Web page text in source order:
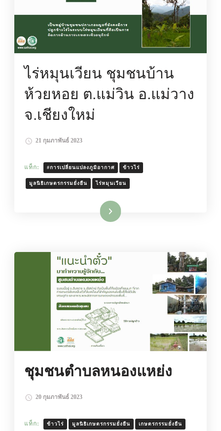
ไร่หมุนเวียน ชุมชนบ้าน
ห้วยหอย ต.แม่วิน อ.แม่วาง
จ.เชียงใหม่
21 กุมภาพันธ์ 2023
แท็ก: #การเปลี่ยนแปลงภูมิอากาศ ข้าวไร่
มูลนิธิเกษตรกรรมยั่งยืน ไร่หมุนเวียน
อ่านเพิ่มเติม
ชุมชนตำบลหนองแหย่ง
20 กุมภาพันธ์ 2023
แท็ก: ข้าวไร่ มูลนิธิเกษตรกรรมยั่งยืน เกษตรกรรมยั่งยืน